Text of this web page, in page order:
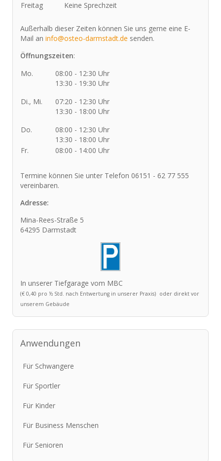
Freitag Keine Sprechzeit
Außerhalb dieser Zeiten können Sie uns gerne eine E-
Mail an info@osteo-darmstadt.de senden.
Öffnungszeiten:
Mo.
08:00 - 12:30 Uhr
13:30 - 19:30 Uhr
Di., Mi.
07:20 - 12:30 Uhr
13:30 - 18:00 Uhr
Do.
08:00 - 12:30 Uhr
13:30 - 18:00 Uhr
Fr.
08:00 - 14:00 Uhr
Termine können Sie unter Telefon 06151 - 62 77 555
vereinbaren.
Adresse:
Mina-Rees-Straße 5
64295 Darmstadt
In unserer Tiefgarage vom MBC
(€ 0,40 pro ½ Std. nach Entwertung in unserer Praxis) oder direkt vor
unserem Gebäude
Anwendungen
Für Schwangere
Für Sportler
Für Kinder
Für Business Menschen
Für Senioren